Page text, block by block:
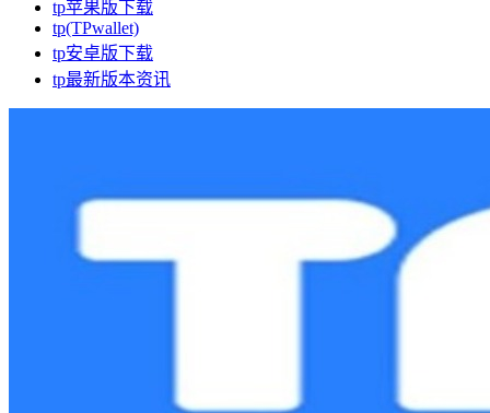
tp苹果版下载
tp(TPwallet)
tp安卓版下载
tp最新版本资讯